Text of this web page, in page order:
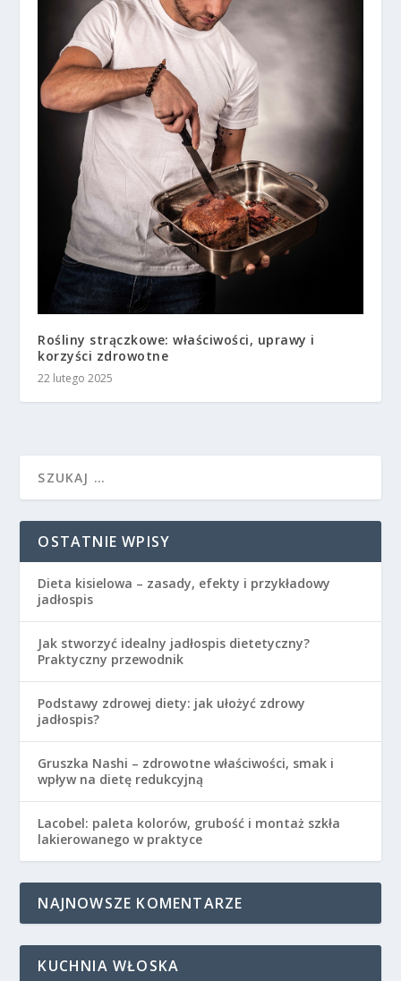
Rośliny strączkowe: właściwości, uprawy i
korzyści zdrowotne
22 lutego 2025
OSTATNIE WPISY
Dieta kisielowa – zasady, efekty i przykładowy
jadłospis
Jak stworzyć idealny jadłospis dietetyczny?
Praktyczny przewodnik
Podstawy zdrowej diety: jak ułożyć zdrowy
jadłospis?
Gruszka Nashi – zdrowotne właściwości, smak i
wpływ na dietę redukcyjną
Lacobel: paleta kolorów, grubość i montaż szkła
lakierowanego w praktyce
NAJNOWSZE KOMENTARZE
KUCHNIA WŁOSKA